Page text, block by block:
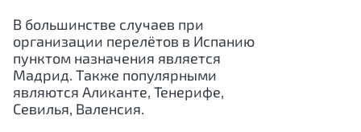
В большинстве случаев при
организации перелётов в Испанию
пунктом назначения является
Мадрид. Также популярными
являются Аликанте, Тенерифе,
Севилья, Валенсия.